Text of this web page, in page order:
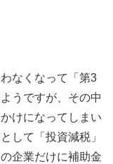
なくなって「第3
うですが、その中
けになってしまい
して「投資減税」
企業だけに補助金